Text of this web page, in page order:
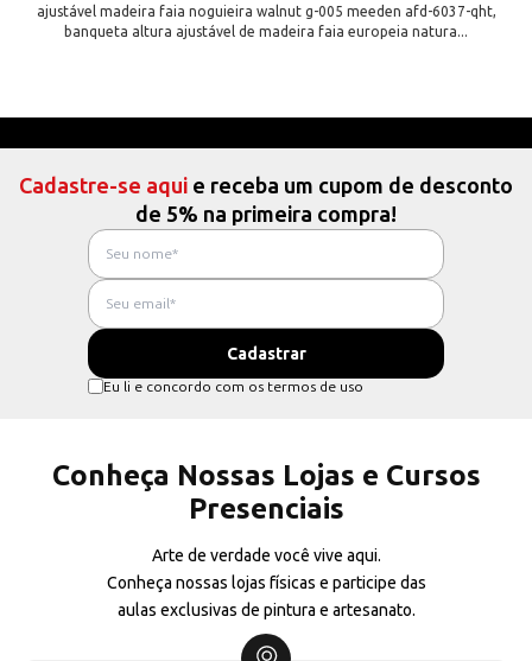
ajustável madeira faia noguieira walnut g-005 meeden afd-6037-qht,
banqueta altura ajustável de madeira faia europeia natura...
Cadastre-se aqui e receba um cupom de desconto
de 5% na primeira compra!
Eu li e concordo com os termos de uso
Conheça Nossas Lojas e Cursos
Presenciais
Arte de verdade você vive aqui.
Conheça nossas lojas físicas e participe das
aulas exclusivas de pintura e artesanato.